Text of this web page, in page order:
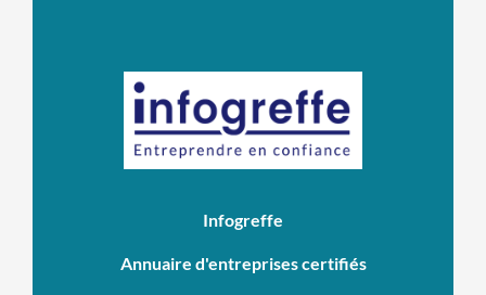
Infogreffe
Annuaire d'entreprises certifiés